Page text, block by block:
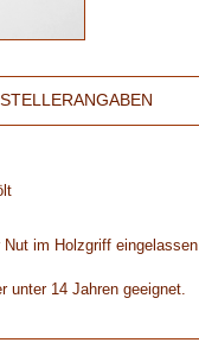
im Holzgriff eingelassen
unter 14 Jahren geeignet.